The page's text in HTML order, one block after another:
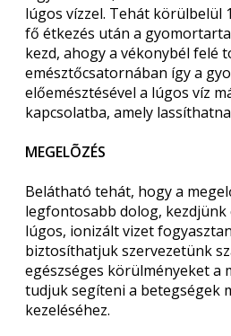
lúgos vízzel. Tehát körülbelül
fő étkezés után a
kezd, ahogy a vékonybél felé
emésztőcsatornában így a
előemésztésével a lúgos víz
kapcsolatba, amely
MEGELÕZÉS
Belátható tehát, hogy a
legfontosabb dolog, kezdjünk
lúgos, ionizált vizet
biztosíthatjuk szervezetünk
egészséges körülményeket a
tudjuk segíteni a betegségek
kezeléséhez.